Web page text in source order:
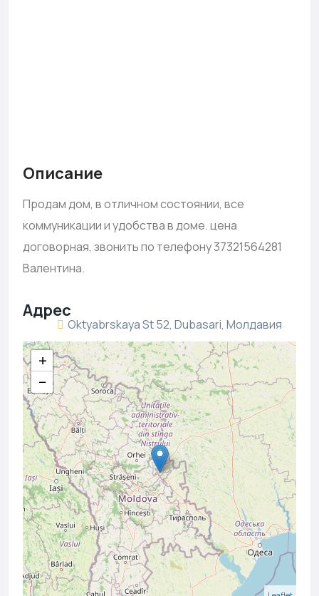
Описание
Продам дом, в отличном состоянии, все
коммуникации и удобства в доме. цена
договорная, звонить по телефону 37321564281
Валентина.
Адрес
Oktyabrskaya St 52, Dubasari, Молдавия
+
−